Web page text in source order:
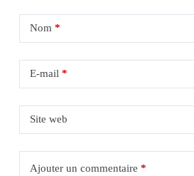
Nom *
E-mail *
Site web
Ajouter un commentaire *